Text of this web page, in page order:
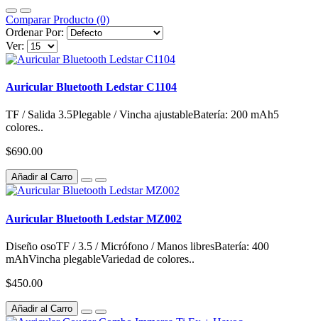
Comparar Producto (0)
Ordenar Por:
Ver:
Auricular Bluetooth Ledstar C1104
TF / Salida 3.5Plegable / Vincha ajustableBatería: 200 mAh5
colores..
$690.00
Añadir al Carro
Auricular Bluetooth Ledstar MZ002
Diseño osoTF / 3.5 / Micrófono / Manos libresBatería: 400
mAhVincha plegableVariedad de colores..
$450.00
Añadir al Carro